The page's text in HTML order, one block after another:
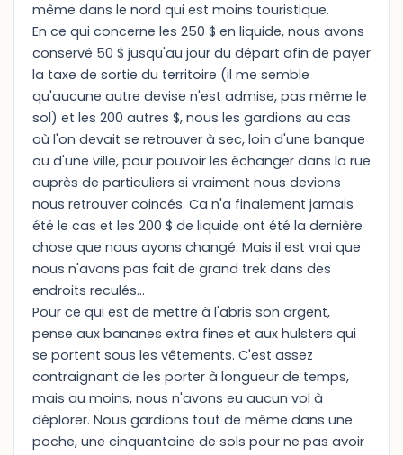
même dans le nord qui est moins touristique.
En ce qui concerne les 250 $ en liquide, nous avons
conservé 50 $ jusqu'au jour du départ afin de payer
la taxe de sortie du territoire (il me semble
qu'aucune autre devise n'est admise, pas même le
sol) et les 200 autres $, nous les gardions au cas
où l'on devait se retrouver à sec, loin d'une banque
ou d'une ville, pour pouvoir les échanger dans la rue
auprès de particuliers si vraiment nous devions
nous retrouver coincés. Ca n'a finalement jamais
été le cas et les 200 $ de liquide ont été la dernière
chose que nous ayons changé. Mais il est vrai que
nous n'avons pas fait de grand trek dans des
endroits reculés...
Pour ce qui est de mettre à l'abris son argent,
pense aux bananes extra fines et aux hulsters qui
se portent sous les vêtements. C'est assez
contraignant de les porter à longueur de temps,
mais au moins, nous n'avons eu aucun vol à
déplorer. Nous gardions tout de même dans une
poche, une cinquantaine de sols pour ne pas avoir